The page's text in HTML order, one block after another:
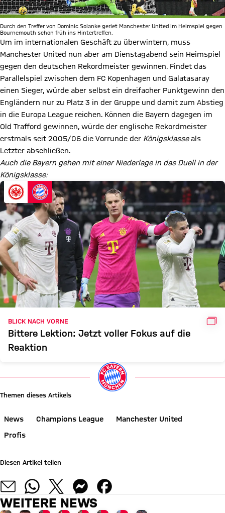
Durch den Treffer von Dominic Solanke geriet Manchester United im Heimspiel gegen
Bournemouth schon früh ins Hintertreffen.
Um im internationalen Geschäft zu überwintern, muss
Manchester United nun aber am Dienstagabend sein Heimspiel
gegen den deutschen Rekordmeister gewinnen. Findet das
Parallelspiel zwischen dem FC Kopenhagen und Galatasaray
einen Sieger, würde aber selbst ein dreifacher Punktgewinn den
Engländern nur zu Platz 3 in der Gruppe und damit zum Abstieg
in die Europa League reichen. Können die Bayern dagegen im
Old Trafford gewinnen, würde der englische Rekordmeister
erstmals seit 2005/06 die Vorrunde der Königsklasseals
Letzter abschließen.
Auch die Bayern gehen mit einer Niederlage in das Duell in der
Königsklasse:
BLICK NACH VORNE
Bittere Lektion: Jetzt voller Fokus auf die
Reaktion
Themen dieses Artikels
News Champions League
Manchester United
Profis
Diesen Artikel teilen
WEITERE NEWS